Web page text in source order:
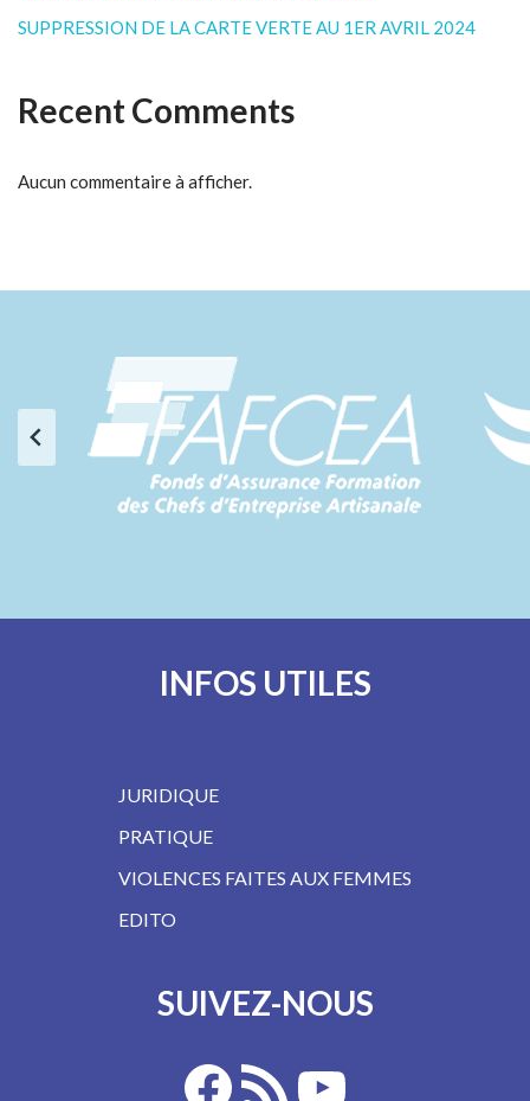
SUPPRESSION DE LA CARTE VERTE AU 1ER AVRIL 2024
Recent Comments
Aucun commentaire à afficher.
INFOS UTILES
JURIDIQUE
PRATIQUE
VIOLENCES FAITES AUX FEMMES
EDITO
SUIVEZ-NOUS